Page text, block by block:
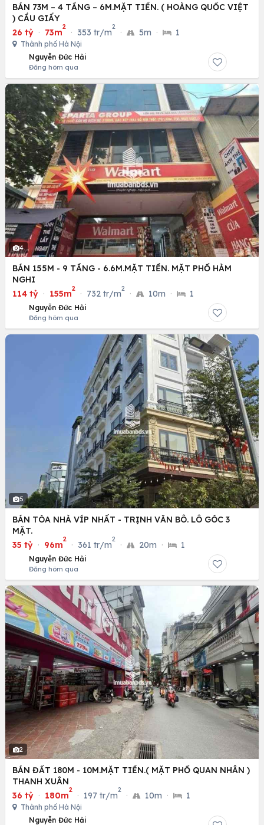
BÁN 73M – 4 TẦNG – 6M.MẶT TIỀN. ( HOÀNG QUỐC VIỆT
) CẦU GIẤY
26 tỷ · 73m
2
· 353 tr/m
2
· 5m · 1
Thành phố Hà Nội
Nguyễn Đức Hải
Đăng hôm qua
4
BÁN 155M - 9 TẦNG - 6.6M.MẶT TIỀN. MẶT PHỐ HÀM
NGHI
114 tỷ · 155m
2
· 732 tr/m
2
· 10m · 1
Nguyễn Đức Hải
Đăng hôm qua
5
BÁN TÒA NHÀ VÍP NHẤT - TRỊNH VĂN BÔ. LÔ GÓC 3
MẶT.
35 tỷ · 96m
2
· 361 tr/m
2
· 20m · 1
Nguyễn Đức Hải
Đăng hôm qua
2
BÁN ĐẤT 180M - 10M.MẶT TIỀN.( MẶT PHỐ QUAN NHÂN )
THANH XUÂN
36 tỷ · 180m
2
· 197 tr/m
2
· 10m · 1
Thành phố Hà Nội
Nguyễn Đức Hải